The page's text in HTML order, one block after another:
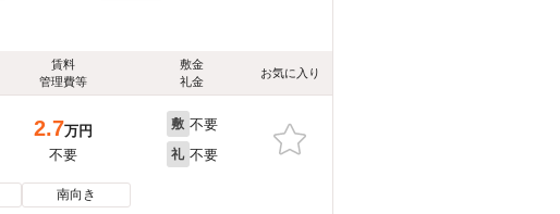
賃料
管理費等
敷金
礼金
お気に入り
2.7万円
不要
敷 不要
礼 不要
南向き